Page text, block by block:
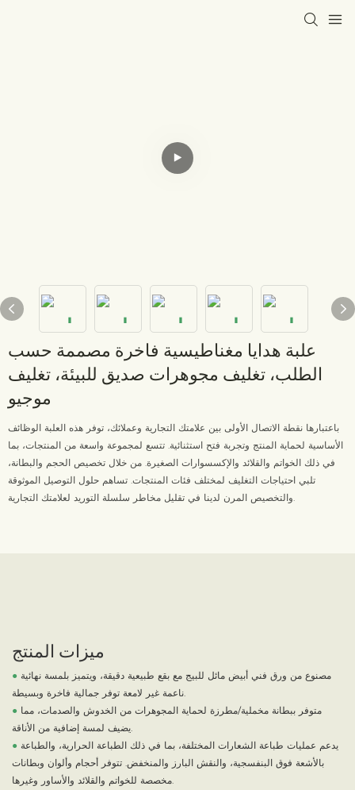
علبة هدايا مغناطيسية فاخرة مصممة حسب
الطلب، تغليف مجوهرات صديق للبيئة، تغليف
موجيو
باعتبارها نقطة الاتصال الأولى بين علامتك التجارية وعملائك، توفر هذه العلبة الوظائف
الأساسية لحماية المنتج وتجربة فتح استثنائية. تتسع لمجموعة واسعة من المنتجات، بما
في ذلك الخواتم والقلائد والإكسسوارات الصغيرة. من خلال تخصيص الحجم والبطانة،
تلبي احتياجات التغليف لمختلف فئات المنتجات. تساهم حلول التوصيل الموثوقة
ميزات المنتج
●
●
●
بالأشعة فوق البنفسجية، والنقش البارز والمنخفض. تتوفر أحجام وألوان وبطانات